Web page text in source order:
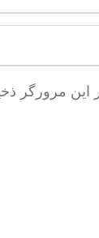
این مرورگر